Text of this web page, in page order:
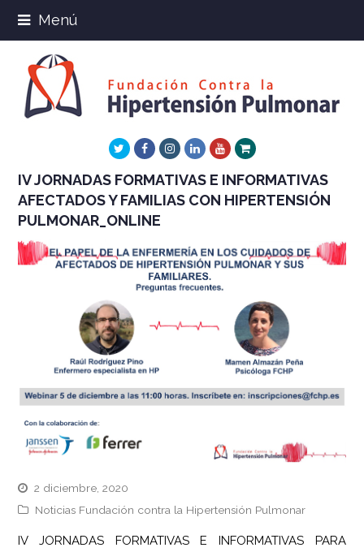
Menú
TwitterFacebookInstagram
LinkedInYoutube
Xing
IV JORNADAS FORMATIVAS E INFORMATIVAS
AFECTADOS Y FAMILIAS CON HIPERTENSIÓN
PULMONAR_ONLINE
2 diciembre, 2020
Noticias Fundación contra la Hipertensión Pulmonar
IV JORNADAS FORMATIVAS E INFORMATIVAS PARA